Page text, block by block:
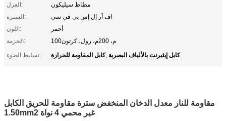
العزل:
مطاط سيليكون
السترة:
اف آر إل إس بي في سي
اللون:
أحمر
الحزمة:
100م، 200م، رول، كرتون
تسليط الضوء:
كابل المقاومة للحرارة, كابل إيثيرنت بالألياف البصرية
مقاومة للنار معدل الدخان المنخفض سترة مقاومة للحريق الكابل
1.50mm2 غير محمي 4 نواة